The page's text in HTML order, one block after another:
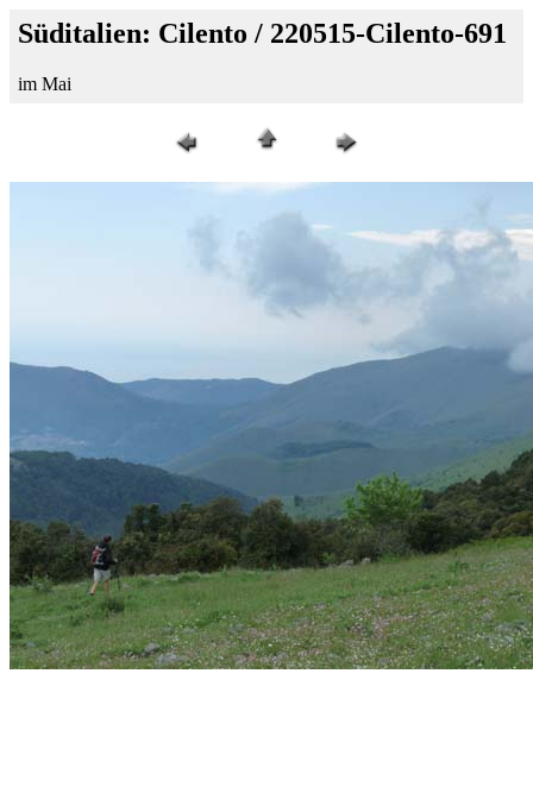
Süditalien: Cilento / 220515-Cilento-691
im Mai